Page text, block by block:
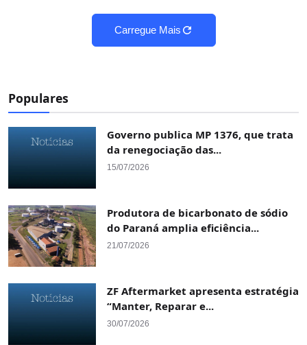
Carregue Mais
Populares
Governo publica MP 1376, que trata
da renegociação das...
15/07/2026
Produtora de bicarbonato de sódio
do Paraná amplia eficiência...
21/07/2026
ZF Aftermarket apresenta estratégia
“Manter, Reparar e...
30/07/2026